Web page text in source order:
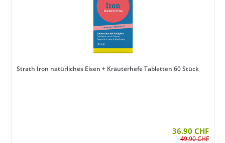
Strath Iron natürliches Eisen + Kräuterhefe Tabletten 60 Stück
36.90 CHF
49.90 CHF